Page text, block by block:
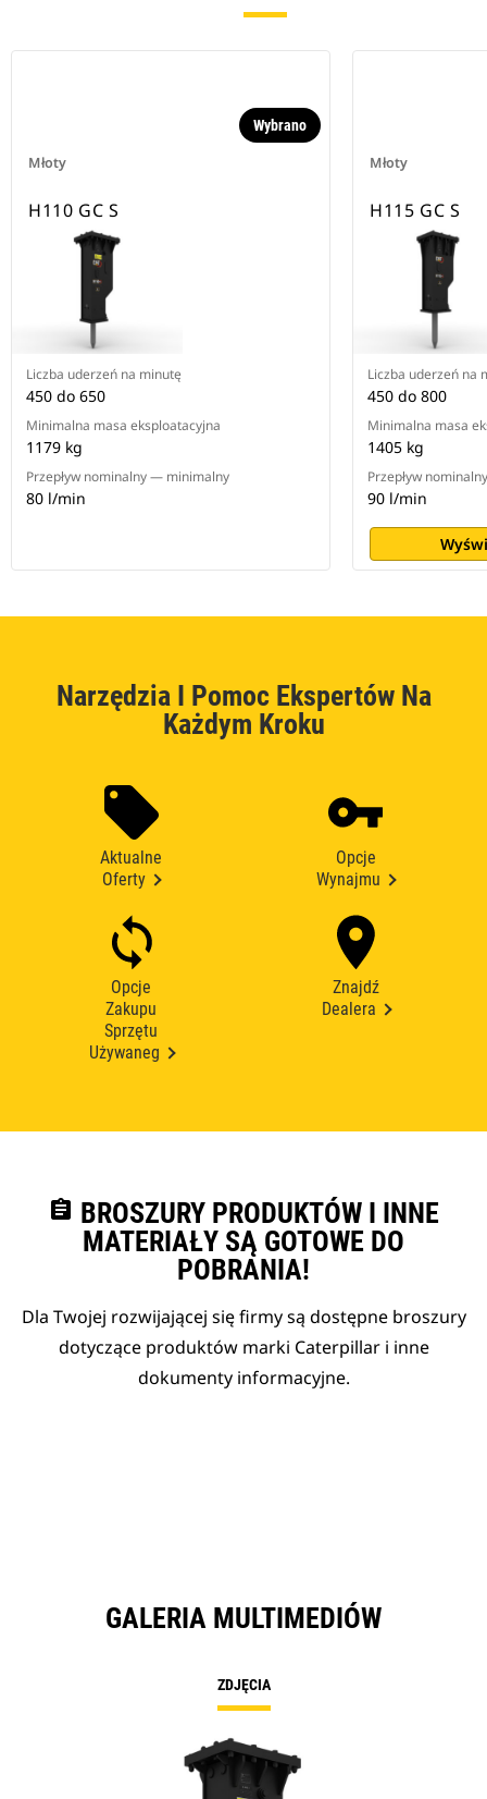
Młoty
Wybrano
H110 GC S
Liczba uderzeń na minutę
450 do 650
Minimalna masa eksploatacyjna
1179 kg
Przepływ nominalny — minimalny
80 l/min
Młoty
H115 GC S
Liczba uderzeń na
450 do 800
Minimalna masa
1405 kg
Przepływ
90 l/min
Narzędzia I Pomoc Ekspertów Na
Każdym Kroku
Aktualne
Oferty
Opcje
Wynajmu
Opcje
Zakupu
Sprzętu
Używaneg
Znajdź
Dealera
assignment BROSZURY PRODUKTÓW I INNE
MATERIAŁY SĄ GOTOWE DO
POBRANIA!
Dla Twojej rozwijającej się firmy są dostępne broszury
dotyczące produktów marki Caterpillar i inne
dokumenty informacyjne.
GALERIA MULTIMEDIÓW
ZDJĘCIA